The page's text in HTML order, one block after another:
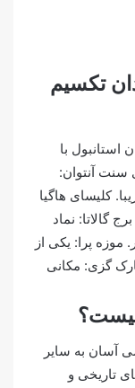
تکسیم
استانبول با
سنت آنتوان:
کلیسای هاگیا
گالاتا: نماد
موزه پرا: یکی از
گزی: مکانی
آسان به سایر
تاریخی و